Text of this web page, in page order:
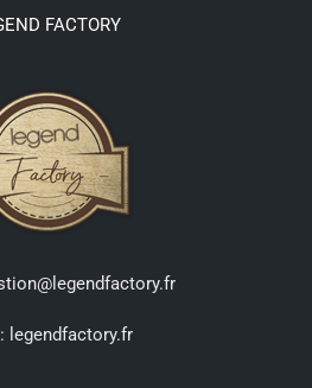
FACTORY
legendfactory.fr